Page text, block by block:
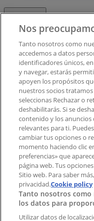
Contacto
Tienda mal
Notificar un folleto
¿Encontraste un
aplicación?
Índices
Marcas
Marcas locales
Negocios
Negocios cercanos
Productos
Productos locales
Nos
Tanto nosotros como
accedemos a datos
identificadores únicos,
y navegar, estarás
apoyen los propósitos
nuestros socios
seleccionas Rechazar o
deshabilitarás. Si se
contenido y los anuncios
relevantes para ti.
cambiar tus opciones o
momento haciendo clic
preferencias» que
página web. Tus
Sitio web. Para saber
privacidad.Cookie policy
Tanto nosotros
los datos para
Utilizar datos de